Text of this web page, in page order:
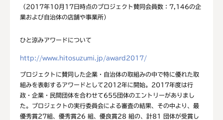
（2017年10月17日時点のプロジェクト賛同会員数：7,146の企
業および自治体の店舗や事業所）
ひと涼みアワードについて
http://www.hitosuzumi.jp/award2017/
プロジェクトに賛同した企業・自治体の取組みの中で特に優れた取
組みを表彰するアワードとして2012年に開始。2017年度は行
政・企業・民間団体を合わせて655団体のエントリーがありまし
た。プロジェクトの実行委員会による審査の結果、その中より、最
優秀賞27組、優秀賞26 組、優良賞28 組の、計81 団体が受賞し